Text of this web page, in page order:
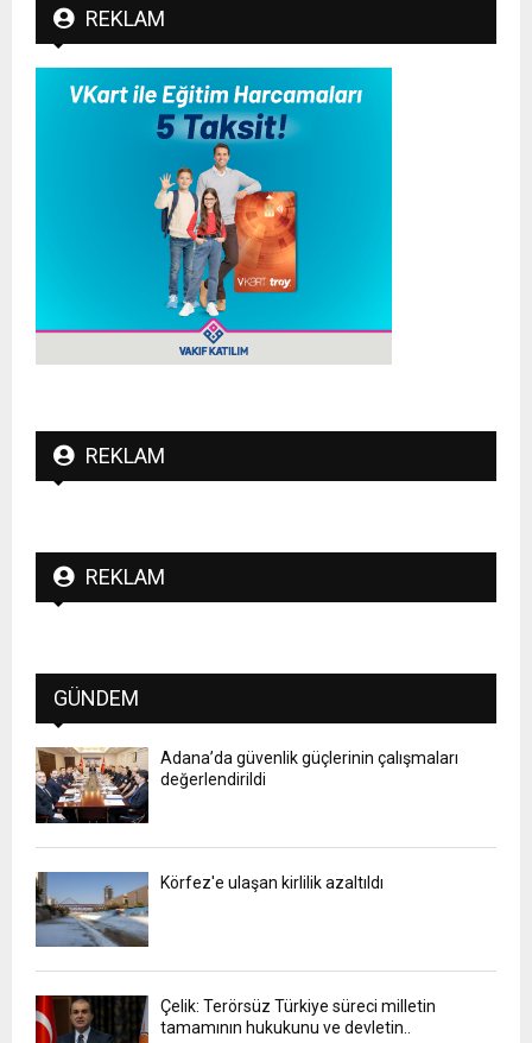
REKLAM
REKLAM
REKLAM
GÜNDEM
Adana’da güvenlik güçlerinin çalışmaları
değerlendirildi
Körfez'e ulaşan kirlilik azaltıldı
Çelik: Terörsüz Türkiye süreci milletin
tamamının hukukunu ve devletin..